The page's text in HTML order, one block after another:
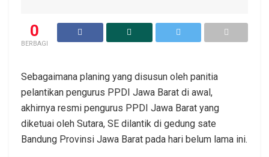
0
BERBAGI
Sebagaimana planing yang disusun oleh panitia
pelantikan pengurus PPDI Jawa Barat di awal,
akhirnya resmi pengurus PPDI Jawa Barat yang
diketuai oleh Sutara, SE dilantik di gedung sate
Bandung Provinsi Jawa Barat pada hari belum lama ini.